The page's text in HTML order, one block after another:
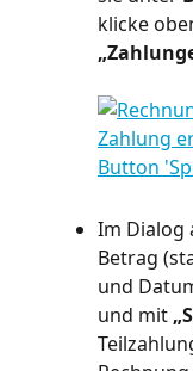
klicke
Im Dialog
Betrag
und
und mit